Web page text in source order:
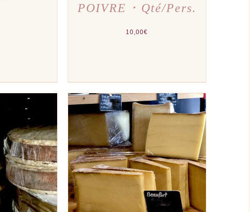
POIVRE ･ Qté/Pers.
10,00€
/ APERÇU AJOUTER AU PANIER / APERÇU